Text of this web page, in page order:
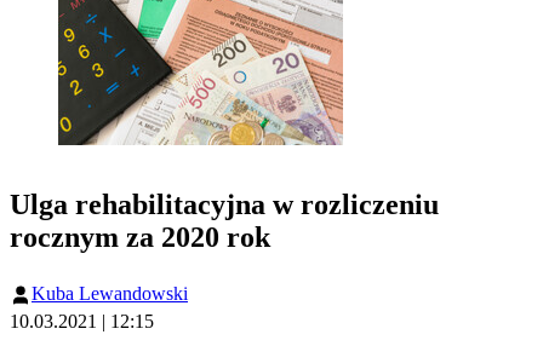
Ulga rehabilitacyjna w rozliczeniu
rocznym za 2020 rok
Kuba Lewandowski
10.03.2021 | 12:15